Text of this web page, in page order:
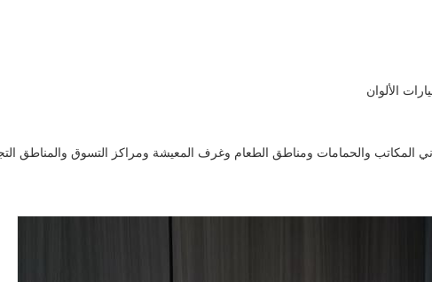
الألوان
المكاتب والحمامات ومناطق الطعام وغرف المعيشة ومراكز التسوق والمناطق